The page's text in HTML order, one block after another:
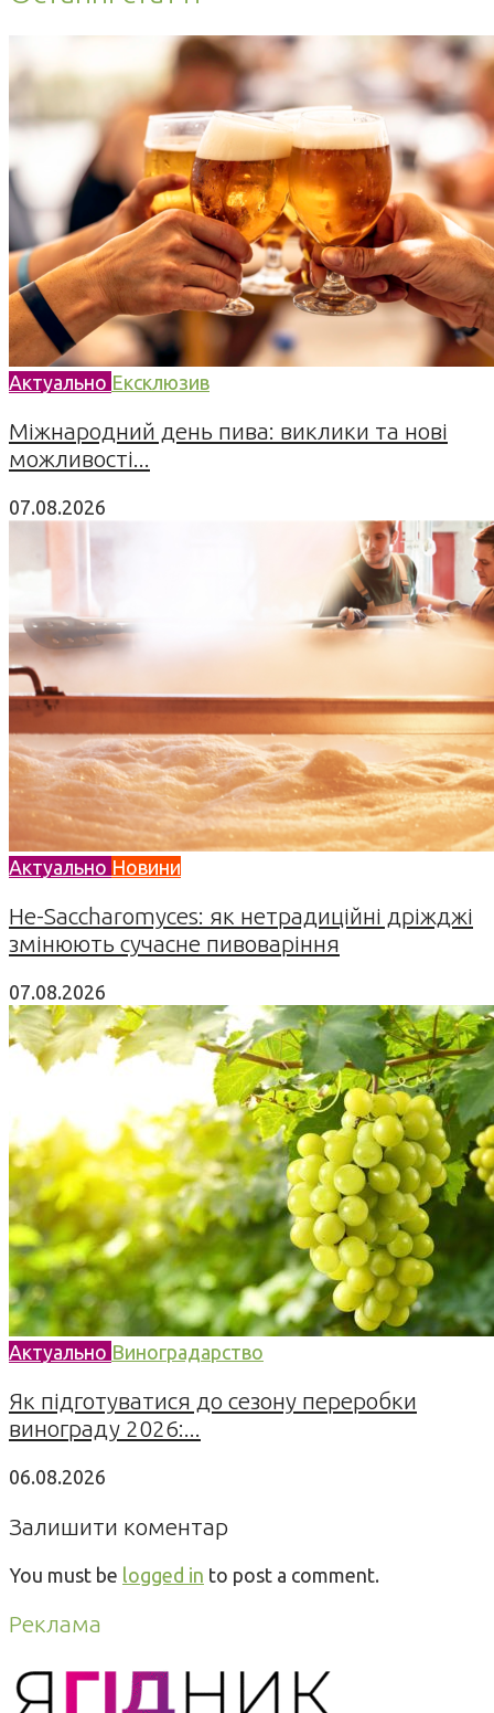
Актуально Ексклюзив
Міжнародний день пива: виклики та нові
можливості...
07.08.2026
Актуально Новини
Не-Saccharomyces: як нетрадиційні дріжджі
змінюють сучасне пивоваріння
07.08.2026
Актуально Виноградарство
Як підготуватися до сезону переробки
винограду 2026:...
06.08.2026
Залишити коментар
You must be logged in to post a comment.
Реклама